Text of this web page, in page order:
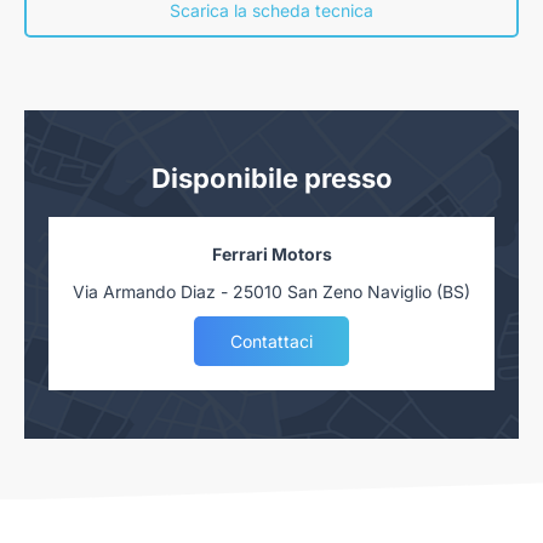
Scarica la scheda tecnica
Disponibile presso
Ferrari Motors
Via Armando Diaz - 25010 San Zeno Naviglio (BS)
Contattaci